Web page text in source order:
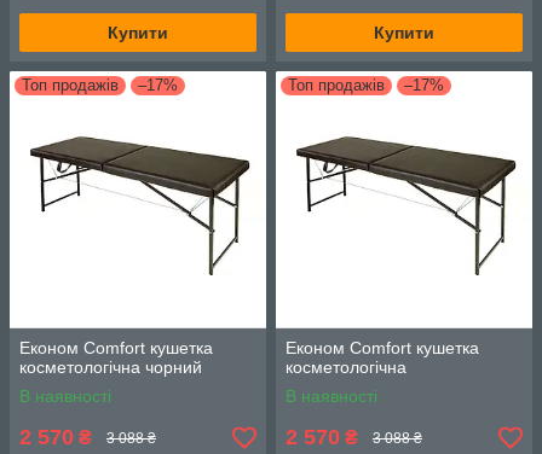
Купити Купити
Топ продажів –17%
Економ Comfort кушетка
косметологічна чорний
В наявності
2 570 ₴ 3 088 ₴
Топ продажів –17%
Економ Comfort кушетка
косметологічна
В наявності
2 570 ₴ 3 088 ₴